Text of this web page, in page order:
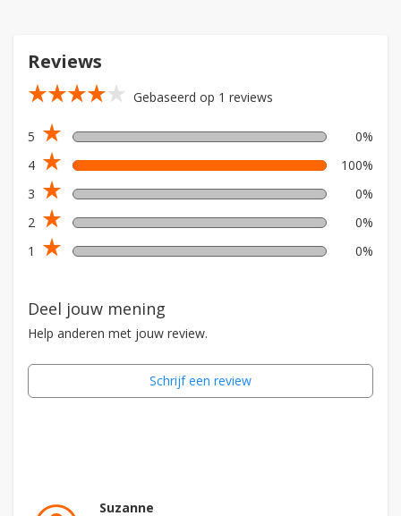
Reviews
star_ratestar_ratestar_ratestar_ratestar_rate Gebaseerd op 1 reviews
5 star_rate
0%
4 star_rate
100%
3 star_rate
0%
2 star_rate
0%
1
star_rate 0%
Deel jouw mening
Help anderen met jouw review.
Schrijf een review
Suzanne